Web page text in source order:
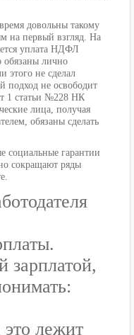
довольны такому
на первый взгляд. На
уплата НДФЛ
лично
этого не сделал
подход не освободит
1 статьи №228 НК
лица, получая
обязаны сделать
социальные гарантии
сокращают ряды
зарплатой,
это лежит